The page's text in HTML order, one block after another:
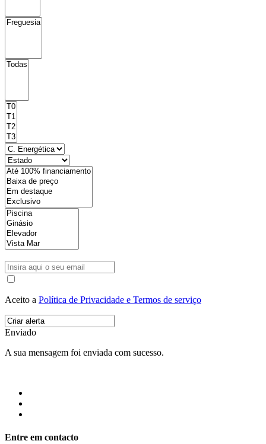
Aceito a Política de Privacidade e Termos de serviço
Enviado
A sua mensagem foi enviada com sucesso.
Entre em contacto